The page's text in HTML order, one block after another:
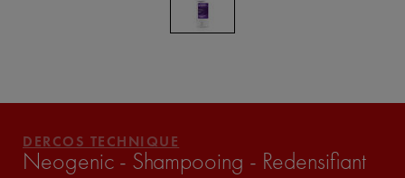
DERCOS TECHNIQUE
Neogenic - Shampooing - Redensifiant